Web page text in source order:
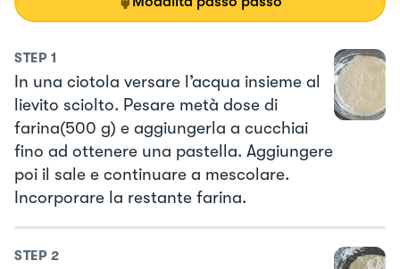
STEP 1
In una ciotola versare l’acqua insieme al
lievito sciolto. Pesare metà dose di
farina(500 g) e aggiungerla a cucchiai
fino ad ottenere una pastella. Aggiungere
poi il sale e continuare a mescolare.
Incorporare la restante farina.
STEP 2